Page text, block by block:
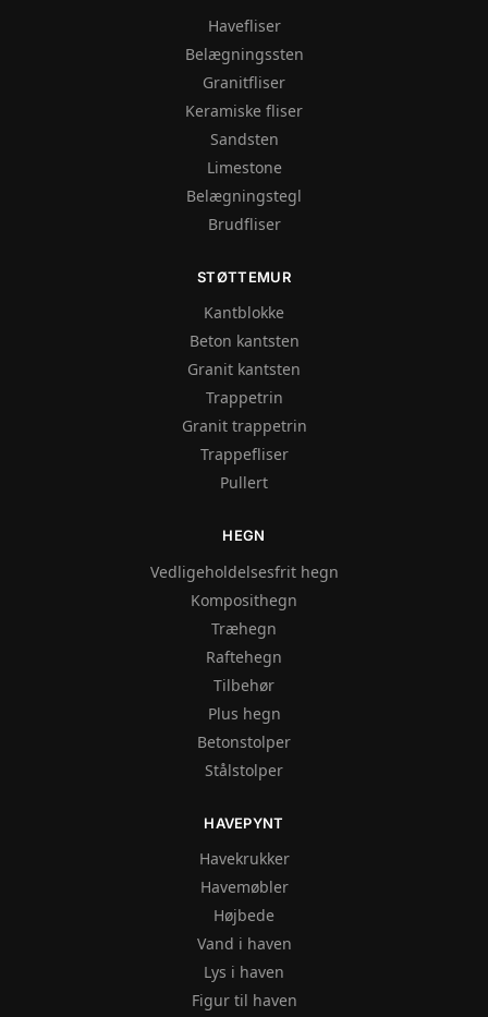
Havefliser
Belægningssten
Granitfliser
Keramiske fliser
Sandsten
Limestone
Belægningstegl
Brudfliser
STØTTEMUR
Kantblokke
Beton kantsten
Granit kantsten
Trappetrin
Granit trappetrin
Trappefliser
Pullert
HEGN
Vedligeholdelsesfrit hegn
Komposithegn
Træhegn
Raftehegn
Tilbehør
Plus hegn
Betonstolper
Stålstolper
HAVEPYNT
Havekrukker
Havemøbler
Højbede
Vand i haven
Lys i haven
Figur til haven